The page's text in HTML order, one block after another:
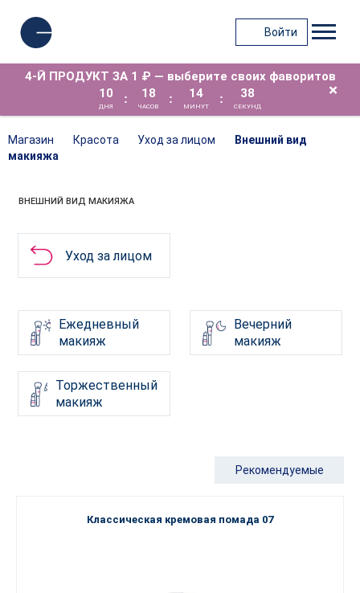
Войти
4-Й ПРОДУКТ ЗА 1 ₽ — выберите своих фаворитов
10
ДНЯ
: 18
ЧАСОВ
: 14
МИНУТ
: 38
СЕКУНД
×
Магазин Красота Уход за лицом
Внешний вид
макияжа
ВНЕШНИЙ ВИД МАКИЯЖА
Уход за лицом
Ежедневный
макияж
Вечерний
макияж
Торжественный
макияж
Рекомендуемые
Классическая кремовая помада 07